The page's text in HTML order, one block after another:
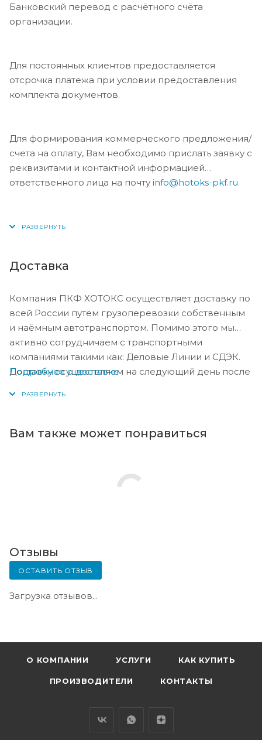
Банковский перевод с расчётного счёта
организации.
Для постоянных клиентов предоставляется
отсрочка платежа при условии предоставления
комплекта документов.
Для формирования коммерческого предложения/
счета на оплату, Вам необходимо прислать заявку с
реквизитами и контактной информацией
ответственного лица на почту info@hotoks-pkf.ru
Доставка
Компания ПКФ ХОТОКС осуществляет доставку по
всей России путём грузоперевозки собственным
и наёмным автотранспортом. Помимо этого мы
активно сотрудничаем с транспортными
компаниями такими как: Деловые Линии и СДЭК.
Доставку осуществляем на следующий день после
Подробнее о доставке
Вам также может понравиться
Отзывы
ОСТАВИТЬ ОТЗЫВ
Загрузка отзывов...
О КОМПАНИИ УСЛУГИ КАК КУПИТЬ
ПРОИЗВОДИТЕЛИ КОНТАКТЫ